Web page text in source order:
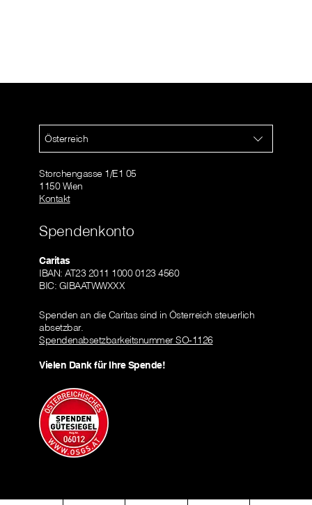
Österreich
Storchengasse 1/E1 05
1150 Wien
Kontakt
Spendenkonto
Caritas
IBAN: AT23 2011 1000 0123 4560
BIC: GIBAATWWXXX
Spenden an die Caritas sind in Österreich steuerlich
absetzbar.
Spendenabsetzbarkeitsnummer SO-1126
Vielen Dank für Ihre Spende!